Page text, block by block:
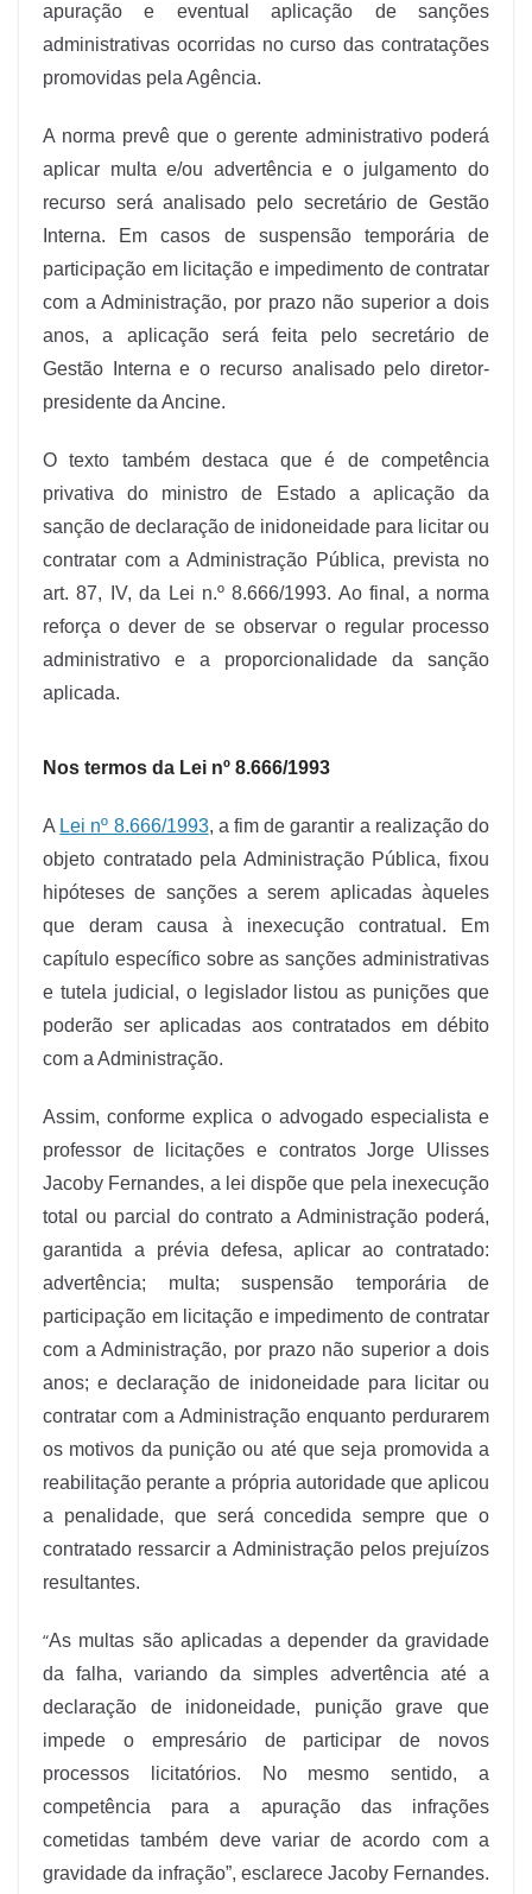
apuração e eventual aplicação de sanções
administrativas ocorridas no curso das contratações
promovidas pela Agência.
A norma prevê que o gerente administrativo poderá
aplicar multa e/ou advertência e o julgamento do
recurso será analisado pelo secretário de Gestão
Interna. Em casos de suspensão temporária de
participação em licitação e impedimento de contratar
com a Administração, por prazo não superior a dois
anos, a aplicação será feita pelo secretário de
Gestão Interna e o recurso analisado pelo diretor-
presidente da Ancine.
O texto também destaca que é de competência
privativa do ministro de Estado a aplicação da
sanção de declaração de inidoneidade para licitar ou
contratar com a Administração Pública, prevista no
art. 87, IV, da Lei n.º 8.666/1993. Ao final, a norma
reforça o dever de se observar o regular processo
administrativo e a proporcionalidade da sanção
aplicada.
Nos termos da Lei nº 8.666/1993
A Lei nº 8.666/1993, a fim de garantir a realização do
objeto contratado pela Administração Pública, fixou
hipóteses de sanções a serem aplicadas àqueles
que deram causa à inexecução contratual. Em
capítulo específico sobre as sanções administrativas
e tutela judicial, o legislador listou as punições que
poderão ser aplicadas aos contratados em débito
com a Administração.
Assim, conforme explica o advogado especialista e
professor de licitações e contratos Jorge Ulisses
Jacoby Fernandes, a lei dispõe que pela inexecução
total ou parcial do contrato a Administração poderá,
garantida a prévia defesa, aplicar ao contratado:
advertência; multa; suspensão temporária de
participação em licitação e impedimento de contratar
com a Administração, por prazo não superior a dois
anos; e declaração de inidoneidade para licitar ou
contratar com a Administração enquanto perdurarem
os motivos da punição ou até que seja promovida a
reabilitação perante a própria autoridade que aplicou
a penalidade, que será concedida sempre que o
contratado ressarcir a Administração pelos prejuízos
resultantes.
“As multas são aplicadas a depender da gravidade
da falha, variando da simples advertência até a
declaração de inidoneidade, punição grave que
impede o empresário de participar de novos
processos licitatórios. No mesmo sentido, a
competência para a apuração das infrações
cometidas também deve variar de acordo com a
gravidade da infração”, esclarece Jacoby Fernandes.